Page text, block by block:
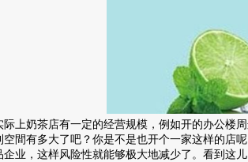
奶茶店有一定的经营规模，例如开的办公楼周
空間有多大了吧？你是不是也开个一家这样的店
企业，这样风险性就能够极大地减少了。看到这